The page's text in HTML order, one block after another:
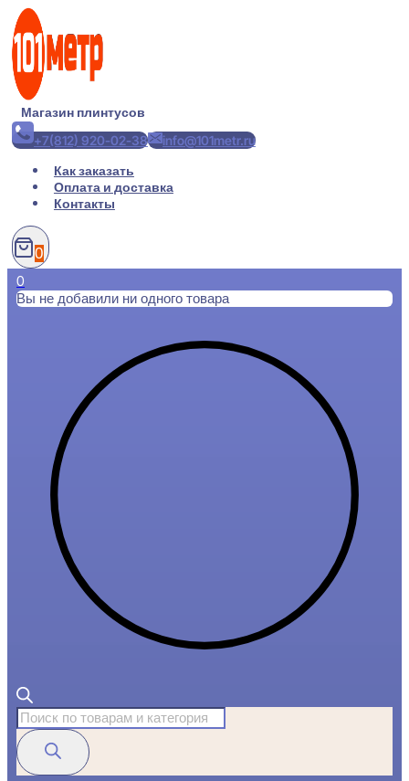
Перейти
содержимому
Магазин плинтусов
+7(812) 920-02-38
info@101metr.ru
Как заказать
Оплата и доставка
Контакты
0
0
Вы не добавили ни одного товара
Поиск
товаров